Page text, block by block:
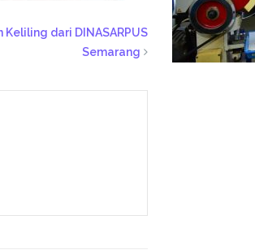
dari DINASARPUS
Semarang